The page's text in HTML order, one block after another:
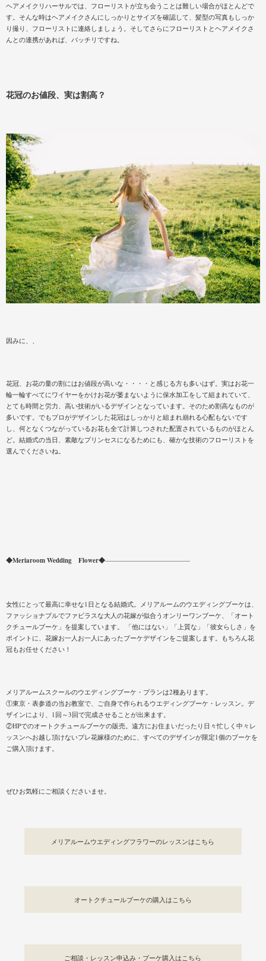
ヘアメイクリハーサルでは、フローリストが立ち会うことは難しい場合がほとんどで
す。そんな時はヘアメイクさんにしっかりとサイズを確認して、髪型の写真もしっか
り撮り、フローリストに連絡しましょう。そしてさらにフローリストとヘアメイクさ
んとの連携があれば、バッチリですね。
花冠のお値段、実は割高？
因みに、、
花冠、お花の量の割にはお値段が高いな・・・・と感じる方も多いはず。実はお花一
輪一輪すべてにワイヤーをかけお花が萎まないように保水加工をして組まれていて、
とても時間と労力、高い技術がいるデザインとなっています。そのため割高なものが
多いです。でもプロがデザインした花冠はしっかりと組まれ崩れる心配もないです
し、何となくつながっているお花も全て計算しつされた配置されているものがほとん
ど。結婚式の当日、素敵なプリンセスになるためにも、確かな技術のフローリストを
選んでくださいね。
◆Meriaroom Wedding Flower◆—————————————
女性にとって最高に幸せな1日となる結婚式。メリアルームのウエディングブーケは、
ファッショナブルでファビラスな大人の花嫁が似合うオンリーワンブーケ、「オート
クチュールブーケ」を提案しています。 「他にはない」「上質な」「彼女らしさ」を
ポイントに、花嫁お一人お一人にあったブーケデザインをご提案します。もちろん花
冠もお任せください！
メリアルームスクールのウエディングブーケ・プランは2種あります。
①東京・表参道の当お教室で、ご自身で作られるウエディングブーケ・レッスン。デ
ザインにより、1回～3回で完成させることが出来ます。
②HPでのオートクチュールブーケの販売。遠方にお住まいだったり日々忙しく中々レ
ッスンへお越し頂けないプレ花嫁様のために、すべてのデザインが限定1個のブーケを
ご購入頂けます。
ぜひお気軽にご相談くださいませ。
メリアルームウエディングフラワーのレッスンはこちら
オートクチュールブーケの購入はこちら
ご相談・レッスン申込み・ブーケ購入はこちら